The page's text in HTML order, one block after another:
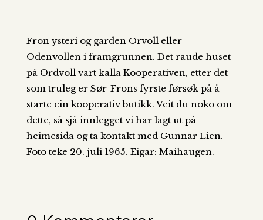
Fron ysteri og garden Orvoll eller
Odenvollen i framgrunnen. Det raude huset
på Ordvoll vart kalla Kooperativen, etter det
som truleg er Sør-Frons fyrste førsøk på å
starte ein kooperativ butikk. Veit du noko om
dette, så sjå innlegget vi har lagt ut på
heimesida og ta kontakt med Gunnar Lien.
Foto teke 20. juli 1965. Eigar: Maihaugen.